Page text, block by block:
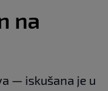
na
— iskušana je u